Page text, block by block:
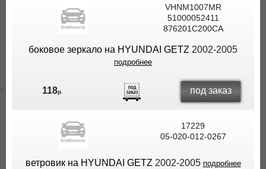
VHNM1007MR
51000052411
876201C200CA
боковое зеркало на HYUNDAI GETZ 2002-2005
подробнее
118р. под заказ
17229
05-020-012-0267
ветровик на HYUNDAI GETZ 2002-2005 подробнее